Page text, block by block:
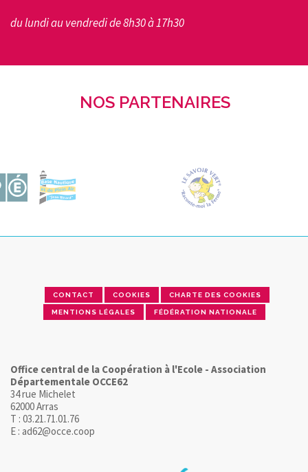
du lundi au vendredi de 8h30 à 17h30
NOS PARTENAIRES
CONTACT COOKIES CHARTE DES COOKIES
MENTIONS LÉGALES FÉDÉRATION NATIONALE
Office central de la Coopération à l'Ecole - Association
Départementale OCCE62
34 rue Michelet
62000 Arras
T : 03.21.71.01.76
E : ad62@occe.coop